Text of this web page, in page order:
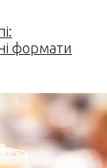
формати